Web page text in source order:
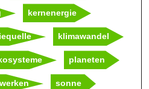
kernenergie
klimawandel
planeten
sonne